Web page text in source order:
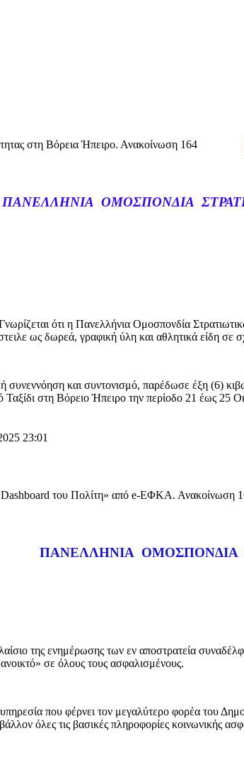
στη Βόρεια Ήπειρο. Ανακοίνωση 164
ΠΑΝΕΛΛΗΝΙΑ ΟΜΟΣΠΟΝΔΙΑ
ότι η Πανελλήνια Ομοσπονδία
ως δωρεά, γραφική ύλη και αθλητικά είδη σε
και συντονισμό, παρέδωσε έξη (6)
στη Βόρειο Ήπειρο την περίοδο 21 έως 25
23:01
του Πολίτη» από e-ΕΦΚΑ. Ανακοίνωση
ΠΑΝΕΛΛΗΝΙΑ ΟΜΟΣΠΟΝΔΙΑ
της ενημέρωσης των εν αποστρατεία
σε όλους τους ασφαλισμένους.
που φέρνει τον μεγαλύτερο φορέα του
όλες τις βασικές πληροφορίες κοινωνικής